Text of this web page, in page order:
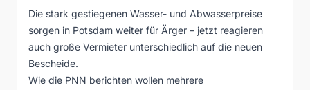
Die stark gestiegenen Wasser- und Abwasserpreise
sorgen in Potsdam weiter für Ärger – jetzt reagieren
auch große Vermieter unterschiedlich auf die neuen
Bescheide.
Wie die PNN berichten wollen mehrere